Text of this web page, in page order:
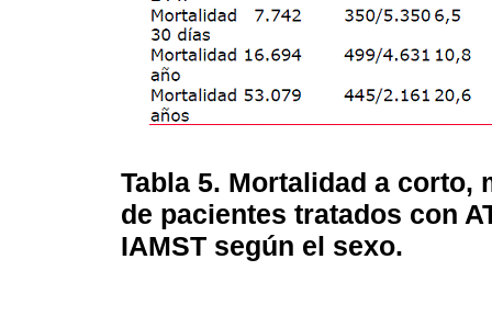
Tabla 5. Mortalidad a corto,
de pacientes tratados con
IAMST según el sexo.